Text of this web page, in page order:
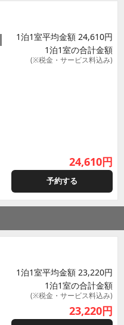
1泊1室平均金額 24,610円
1泊1室の合計金額
(※税金・サービス料込み)
24,610円
予約する
1泊1室平均金額 23,220円
1泊1室の合計金額
(※税金・サービス料込み)
23,220円